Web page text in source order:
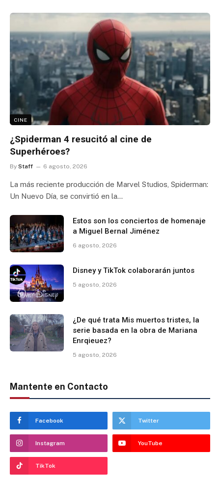
CINE
¿Spiderman 4 resucitó al cine de
Superhéroes?
By Staff 6 agosto, 2026
La más reciente producción de Marvel Studios, Spiderman:
Un Nuevo Día, se convirtió en la…
Estos son los conciertos de homenaje
a Miguel Bernal Jiménez
6 agosto, 2026
Disney y TikTok colaborarán juntos
5 agosto, 2026
¿De qué trata Mis muertos tristes, la
serie basada en la obra de Mariana
Enrqieuez?
5 agosto, 2026
Mantente en Contacto
Facebook Twitter
Instagram YouTube
TikTok